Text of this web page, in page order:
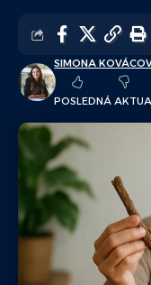
POSLEDNÁ
SIMONA